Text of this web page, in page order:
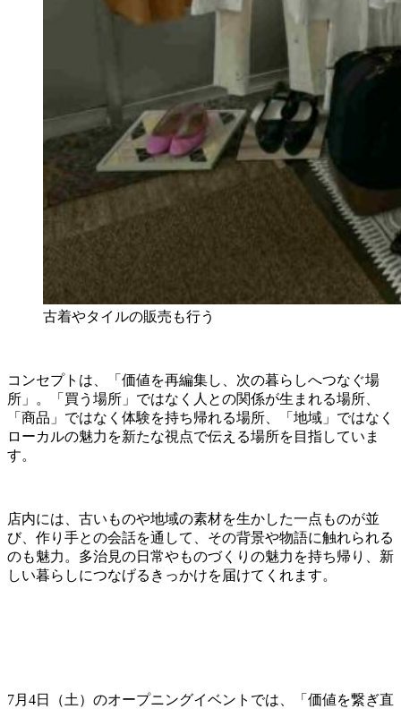
古着やタイルの販売も行う
コンセプトは、「価値を再編集し、次の暮らしへつなぐ場
所」。「買う場所」ではなく人との関係が生まれる場所、
「商品」ではなく体験を持ち帰れる場所、「地域」ではなく
ローカルの魅力を新たな視点で伝える場所を目指していま
す。
店内には、古いものや地域の素材を生かした一点ものが並
び、作り手との会話を通して、その背景や物語に触れられる
のも魅力。多治見の日常やものづくりの魅力を持ち帰り、新
しい暮らしにつなげるきっかけを届けてくれます。
7月4日（土）のオープニングイベントでは、「価値を繋ぎ直